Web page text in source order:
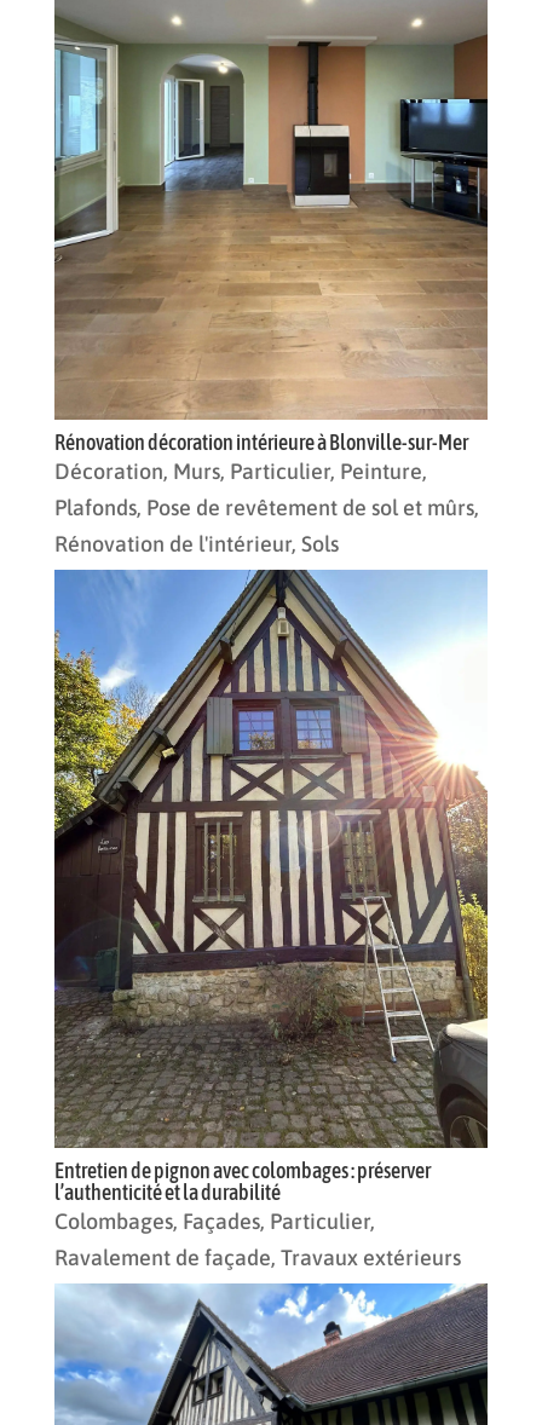
Rénovation décoration intérieure à Blonville-sur-Mer
Décoration, Murs, Particulier, Peinture,
Plafonds, Pose de revêtement de sol et mûrs,
Rénovation de l'intérieur, Sols
Entretien de pignon avec colombages : préserver
l’authenticité et la durabilité
Colombages, Façades, Particulier,
Ravalement de façade, Travaux extérieurs